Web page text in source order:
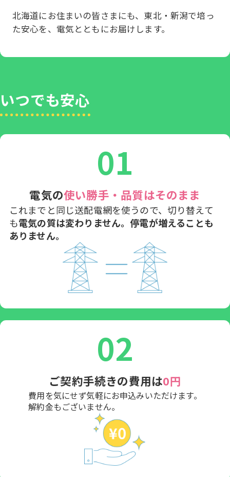
北海道にお住まいの皆さまにも、東北・新潟で培っ
た安心を、電気とともにお届けします。
いつでも安心
01
電気の使い勝手・品質はそのまま
これまでと同じ送配電網を使うので、切り替えて
も電気の質は変わりません。停電が増えることも
ありません。
02
ご契約手続きの費用は0円
費用を気にせず気軽にお申込みいただけます。
解約金もございません。